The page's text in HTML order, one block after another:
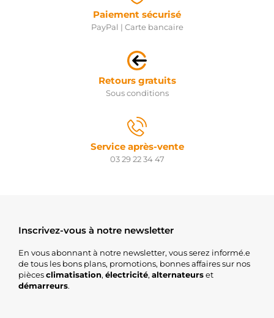
Paiement sécurisé
PayPal | Carte bancaire
Retours gratuits
Sous conditions
Service après-vente
03 29 22 34 47
Inscrivez-vous à notre newsletter
En vous abonnant à notre newsletter, vous serez informé.e
de tous les bons plans, promotions, bonnes affaires sur nos
piècesclimatisation, électricité, alternateurset
démarreurs.